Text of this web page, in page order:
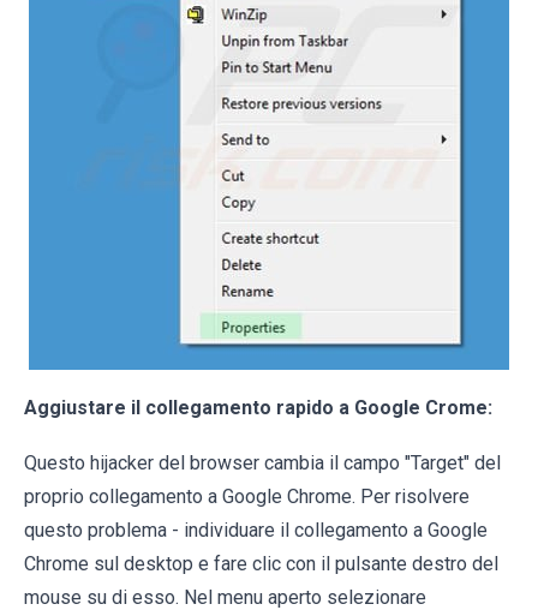
Aggiustare il collegamento rapido a Google Crome:
Questo hijacker del browser cambia il campo "Target" del
proprio collegamento a Google Chrome. Per risolvere
questo problema - individuare il collegamento a Google
Chrome sul desktop e fare clic con il pulsante destro del
mouse su di esso. Nel menu aperto selezionare